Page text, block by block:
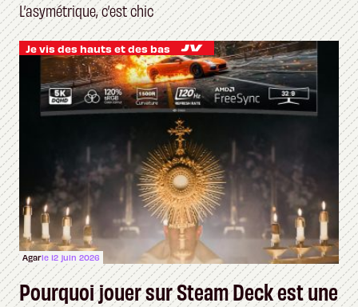
L’asymétrique, c’est chic
Je vis des hauts et des bas
Agarle 12 juin 2026
Pourquoi jouer sur Steam Deck est une